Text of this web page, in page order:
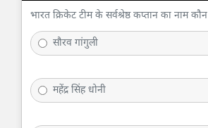
भारत क्रिकेट टीम के सर्वश्रेष्ठ कप्तान का नाम
सौरव गांगुली
महेंद्र सिंह धोनी